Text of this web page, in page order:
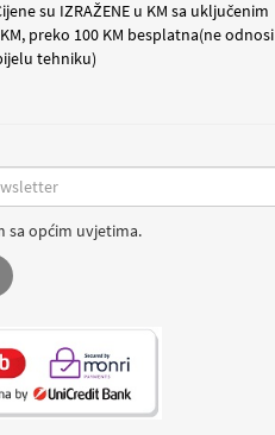
su IZRAŽENE u KM sa uključenim
preko 100 KM besplatna(ne odnosi
tehniku)
sa općim uvjetima.